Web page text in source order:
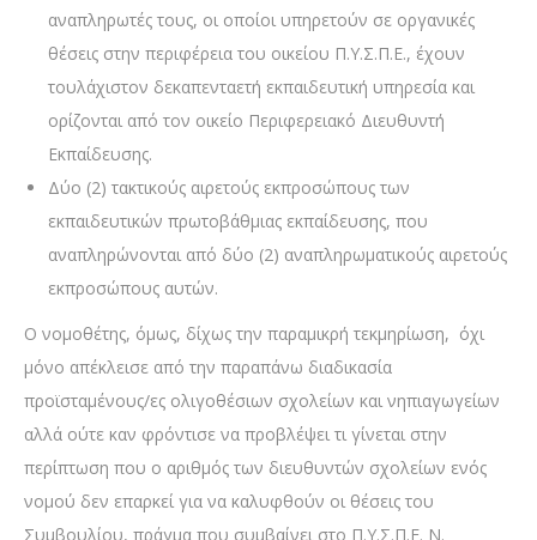
αναπληρωτές τους, οι οποίοι υπηρετούν σε οργανικές
θέσεις στην περιφέρεια του οικείου Π.Υ.Σ.Π.Ε., έχουν
τουλάχιστον δεκαπενταετή εκπαιδευτική υπηρεσία και
ορίζονται από τον οικείο Περιφερειακό Διευθυντή
Εκπαίδευσης.
Δύο (2) τακτικούς αιρετούς εκπροσώπους των
εκπαιδευτικών πρωτοβάθμιας εκπαίδευσης, που
αναπληρώνονται από δύο (2) αναπληρωματικούς αιρετούς
εκπροσώπους αυτών.
Ο νομοθέτης, όμως, δίχως την παραμικρή τεκμηρίωση, όχι
μόνο απέκλεισε από την παραπάνω διαδικασία
προϊσταμένους/ες ολιγοθέσιων σχολείων και νηπιαγωγείων
αλλά ούτε καν φρόντισε να προβλέψει τι γίνεται στην
περίπτωση που ο αριθμός των διευθυντών σχολείων ενός
νομού δεν επαρκεί για να καλυφθούν οι θέσεις του
Συμβουλίου, πράγμα που συμβαίνει στο Π.Υ.Σ.Π.Ε. Ν.